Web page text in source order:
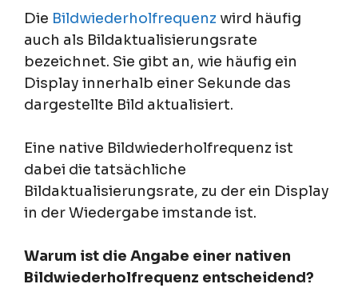
Die Bildwiederholfrequenz wird häufig
auch als Bildaktualisierungsrate
bezeichnet. Sie gibt an, wie häufig ein
Display innerhalb einer Sekunde das
dargestellte Bild aktualisiert.
Eine native Bildwiederholfrequenz ist
dabei die tatsächliche
Bildaktualisierungsrate, zu der ein Display
in der Wiedergabe imstande ist.
Warum ist die Angabe einer nativen
Bildwiederholfrequenz entscheidend?